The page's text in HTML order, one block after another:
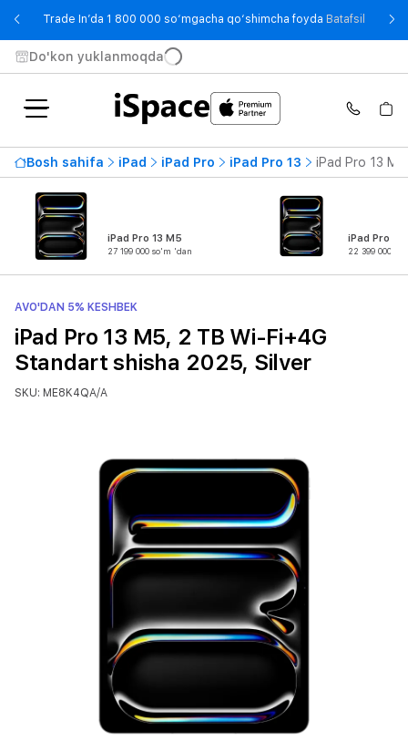
Trade In’da 1 800 000 so‘mgacha qo‘shimcha foyda Batafsil -
Do'kon yuklanmoqda
Bosh sahifa iPad iPad Pro iPad Pro 13 iPad Pro 13
iPad Pro 13 M5
27 199 000 so'm 'dan
iPad Pro 11
22 399 000
AVO'DAN 5% KESHBEK
iPad Pro 13 M5, 2 TB Wi-Fi+4G
Standart shisha 2025, Silver
SKU: ME8K4QA/A